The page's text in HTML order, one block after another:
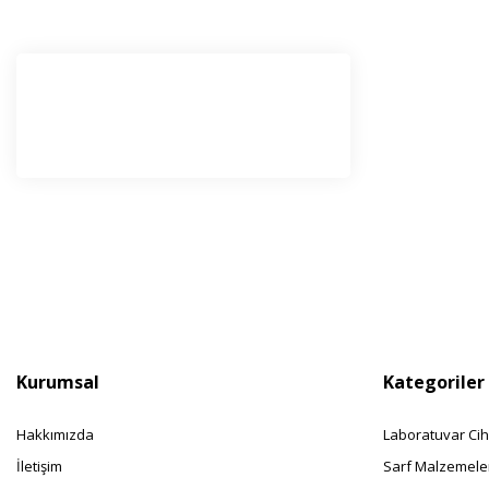
Kurumsal
Hakkımızda
İletişim
Kategoriler
Laboratuvar
Sarf